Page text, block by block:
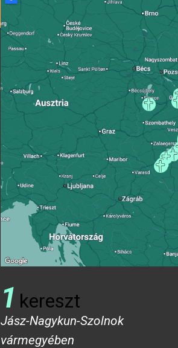
1 kereszt
Jász-Nagykun-Szolnok
vármegyében